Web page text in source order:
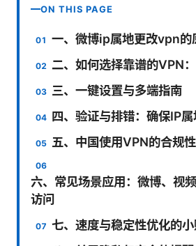
ON THIS PAGE
一、微博ip属地更改vpn的
二、如何选择靠谱的VPN
三、一键设置与多端指南
四、验证与排错：确保IP
五、中国使用VPN的合规
六、常见场景应用：微博、视
访问
七、速度与稳定性优化的